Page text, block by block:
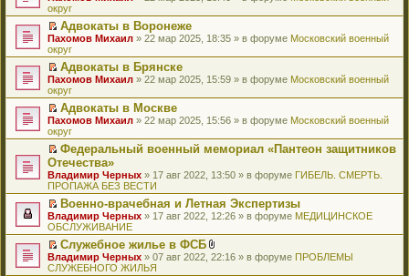
н
и
ю
о
б
щ
е
н
и
ю
м
у
с
о
о
б
щ
е
н
и
ю
а
н
н
о
м
у
с
о
о
б
щ
е
н
и
ю
ч
и
т
а
н
н
о
м
у
с
о
о
б
щ
е
н
и
ю
м
у
н
е
п
р
о
ч
и
т
а
н
н
о
м
у
с
о
о
б
щ
е
н
и
ю
п
е
р
в
о
м
у
н
е
п
р
о
ч
и
а
н
н
о
м
у
с
о
о
б
т
и
к
п
е
р
в
о
м
у
н
е
п
р
о
ч
и
т
а
н
н
о
м
у
с
е
р
е
й
т
и
к
п
е
р
в
о
м
у
н
е
п
р
о
ч
и
т
а
н
н
округ
П
е
р
е
й
т
и
к
п
е
р
в
о
м
у
н
е
п
р
о
ч
и
Адвокаты в Воронеже
Пахомов Михаил » 22 мар 2025, 18:35 » в форуме Московский военный
округ
П
е
р
е
й
т
и
к
п
е
р
в
о
м
у
н
е
п
р
Адвокаты в Брянске
Пахомов Михаил » 22 мар 2025, 15:59 » в форуме Московский военный
округ
П
е
р
е
й
т
и
к
п
е
р
в
о
м
у
Адвокаты в Москве
Пахомов Михаил » 22 мар 2025, 15:56 » в форуме Московский военный
округ
П
е
р
е
й
т
и
к
п
е
р
Федеральный военный мемориал «Пантеон защитников
Отечества»
Владимир Черных » 17 авг 2022, 13:50 » в форуме ГИБЕЛЬ. СМЕРТЬ.
ПРОПАЖА БЕЗ ВЕСТИ
П
е
р
е
й
т
Военно-врачебная и Летная Экспертизы
Владимир Черных » 17 авг 2022, 12:26 » в форуме МЕДИЦИНСКОЕ
ОБСЛУЖИВАНИЕ
П
е
Служебное жилье в ФСБ
В
Владимир Черных » 07 авг 2022, 22:16 » в форуме ПРОБЛЕМЫ
СЛУЖЕБНОГО ЖИЛЬЯ